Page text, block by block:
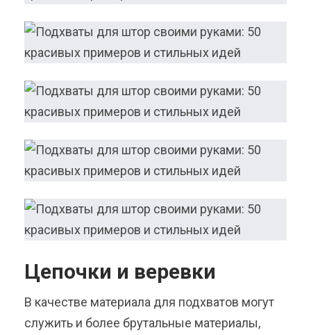
Цепочки и веревки
В качестве материала для подхватов могут
служить и более брутальные материалы,